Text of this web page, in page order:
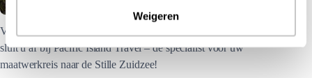
Weigeren
Verzekeringen van Allianz Global Assistance en HanseMerkur
sluit u af bij Pacific Island Travel – de specialist voor uw
maatwerkreis naar de Stille Zuidzee!